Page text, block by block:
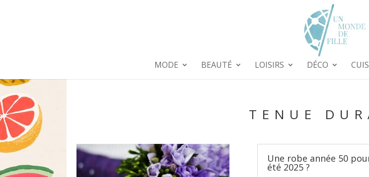
MODE BEAUTÉ LOISIRS DÉCO
TENUE
Une robe année 50
été 2025 ?